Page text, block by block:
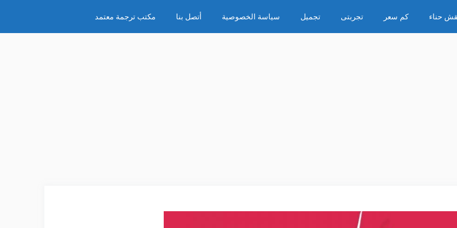
حناء كم سعر تجربتى تجميل سياسة الخصوصية أتصل بنا مكتب ترجمة معتمد